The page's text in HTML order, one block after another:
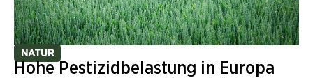
NATUR
Hohe Pestizidbelastung in Europa